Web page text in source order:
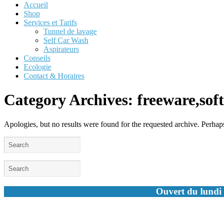
Accueil
Shop
Services et Tarifs
Tunnel de lavage
Self Car Wash
Aspirateurs
Conseils
Ecologie
Contact & Horaires
Category Archives:
Apologies, but no results were found for the requested archive.
Ouvert du lundi